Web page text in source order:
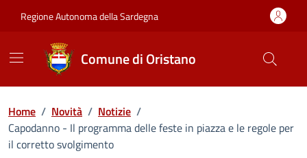
Regione Autonoma della Sardegna
Comune di Oristano
Home / Novità / Notizie /
Capodanno - Il programma delle feste in piazza e le regole per
il corretto svolgimento